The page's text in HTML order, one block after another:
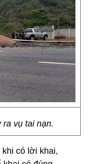
vụ tai nạn.
có lời khai,